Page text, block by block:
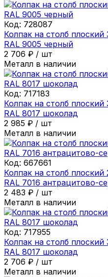
Код: 728087
Колпак на столб
RAL 9005 черный
2 706 ₽ / шт
Металл в наличии
Код: 717183
Колпак на столб
RAL 8017 шоколад
2 985 ₽ / шт
Металл в наличии
Код: 667661
Колпак на столб
RAL 7016 антрацитово-
2 483 ₽ / шт
Металл в наличии
Код: 717955
Колпак на столб
RAL 8017 шоколад
2 706 ₽ / шт
Металл в наличии